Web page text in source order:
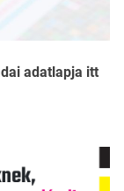
adatlapja itt